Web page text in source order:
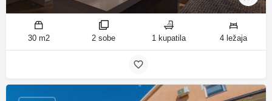
30 m2 2 sobe 1 kupatila 4 ležaja